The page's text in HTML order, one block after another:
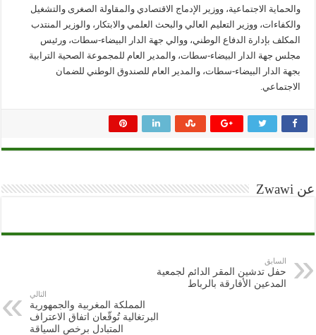
والحماية الاجتماعية، ووزير الإدماج الاقتصادي والمقاولة الصغرى والتشغيل
والكفاءات، ووزير التعليم العالي والبحث العلمي والابتكار، والوزير المنتدب
المكلف بإدارة الدفاع الوطني، ووالي جهة الدار البيضاء-سطات، ورئيس
مجلس جهة الدار البيضاء-سطات، والمدير العام للمجموعة الصحية الترابية
بجهة الدار البيضاء-سطات، والمدير العام للصندوق الوطني للضمان
الاجتماعي.
عن Zwawi
السابق
حفل تدشين المقر الدائم لجمعية
المدعين الأفارقة بالرباط
التالي
المملكة المغربية والجمهورية
البرتغالية تُوقّعان اتفاق الاعتراف
المتبادل برخص السياقة